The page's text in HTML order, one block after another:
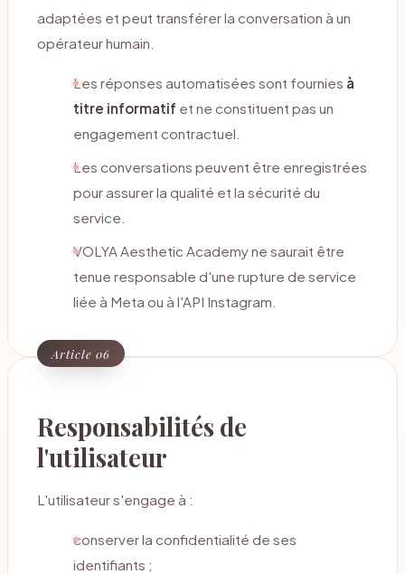
adaptées et peut transférer la conversation à un
opérateur humain.
Les réponses automatisées sont fournies à
titre informatif et ne constituent pas un
engagement contractuel.
Les conversations peuvent être enregistrées
pour assurer la qualité et la sécurité du
service.
VOLYA Aesthetic Academy ne saurait être
tenue responsable d'une rupture de service
liée à Meta ou à l'API Instagram.
Article 06
Responsabilités de
l'utilisateur
L'utilisateur s'engage à :
conserver la confidentialité de ses
identifiants ;